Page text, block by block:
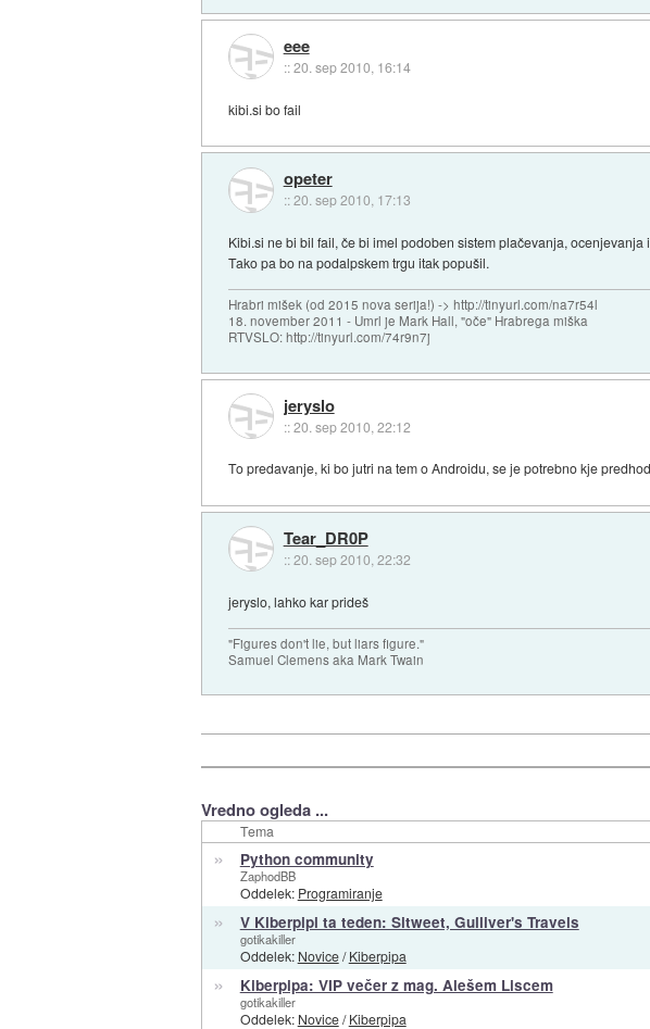
eee
::20. sep 2010, 16:14
kibi.si bo fail
opeter
::20. sep 2010, 17:13
Kibi.si ne bi bil fail, če bi imel podoben sistem plačevanja, ocenjevanja
Tako pa bo na podalpskem trgu itak popušil.
Hrabri mišek (od 2015 nova serija!) -> http://tinyurl.com/na7r54l
18. november 2011 - Umrl je Mark Hall, "oče" Hrabrega miška
RTVSLO: http://tinyurl.com/74r9n7j
jeryslo
::20. sep 2010, 22:12
To predavanje, ki bo jutri na tem o Androidu, se je potrebno kje
Tear_DR0P
::20. sep 2010, 22:32
jeryslo, lahko kar prideš
"Figures don't lie, but liars figure."
Samuel Clemens aka Mark Twain
Vredno ogleda ...
Tema
» Python community
ZaphodBB
Oddelek: Programiranje
» V Kiberpipi ta teden: Sitweet, Gulliver's Travels
gotikakiller
Oddelek: Novice/Kiberpipa
» Kiberpipa: VIP večer z mag. Alešem Liscem
gotikakiller
Oddelek: Novice/Kiberpipa